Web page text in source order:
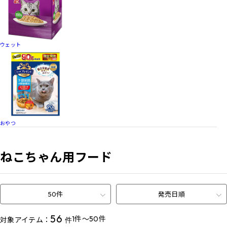
ウェット
おやつ
ねこちゃん用フード
50件 発売日順
対象アイテム： 56 件1件～50件